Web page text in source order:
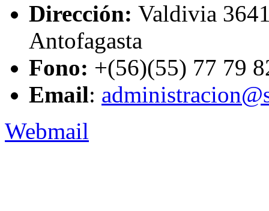
Dirección: Valdivia
Antofagasta
Fono: +(56)(55) 77 79
Email:
Webmail